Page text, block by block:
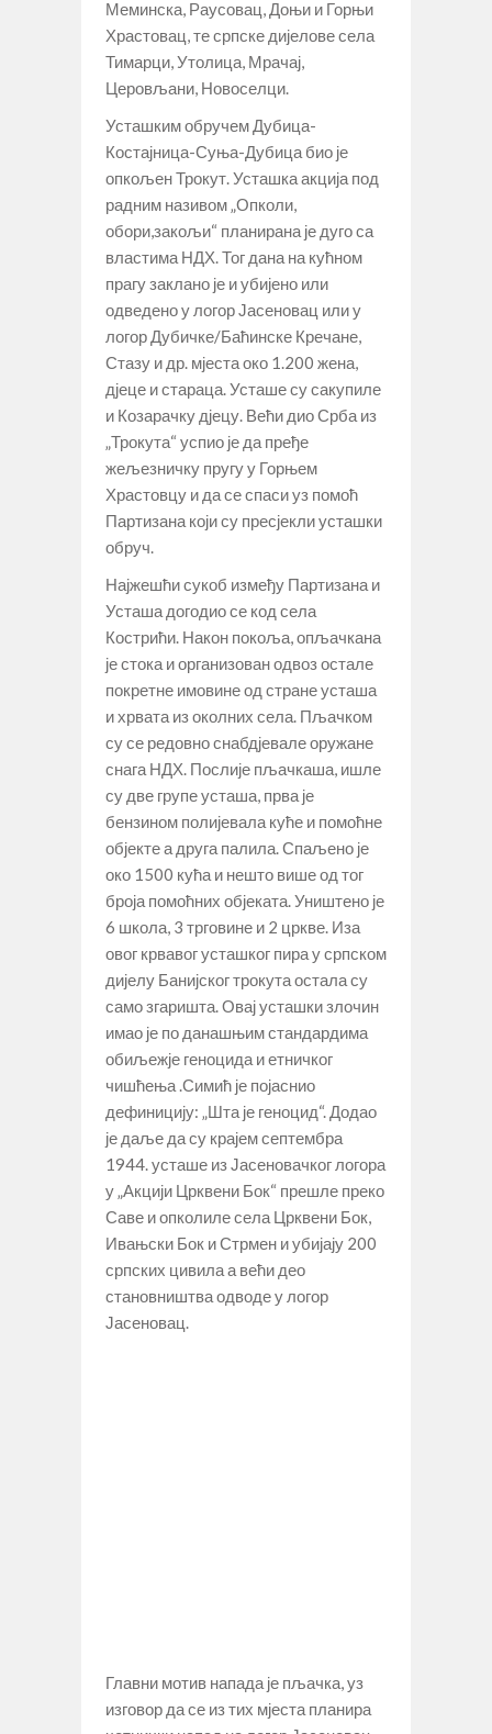
Меминска, Раусовац, Доњи и Горњи
Храстовац, те српске дијелове села
Тимарци, Утолица, Мрачај,
Церовљани, Новоселци.
Усташким обручем Дубица-
Костајница-Суња-Дубица био је
опкољен Трокут. Усташка акција под
радним називом „Опколи,
обори,закољи“ планирана је дуго са
властима НДХ. Тог дана на кућном
прагу заклано је и убијено или
одведено у логор Јасеновац или у
логор Дубичке/Баћинске Кречане,
Стазу и др. мјеста око 1.200 жена,
дјеце и стараца. Усташе су сакупиле
и Козарачку дјецу. Већи дио Срба из
„Трокута“ успио је да пређе
жељезничку пругу у Горњем
Храстовцу и да се спаси уз помоћ
Партизана који су пресјекли усташки
обруч.
Најжешћи сукоб између Партизана и
Усташа догодио се код села
Кострићи. Након покоља, опљачкана
је стока и организован одвоз остале
покретне имовине од стране усташа
и хрвата из околних села. Пљачком
су се редовно снабдјевале оружане
снага НДХ. Послије пљачкаша, ишле
су две групе усташа, прва је
бензином полијевала куће и помоћне
објекте а друга палила. Спаљено је
око 1500 кућа и нешто више од тог
броја помоћних објеката. Уништено је
6 школа, 3 трговине и 2 цркве. Иза
овог крвавог усташког пира у српском
дијелу Банијског трокута остала су
само згаришта. Овај усташки злочин
имао је по данашњим стандардима
обиљежје геноцида и етничког
чишћења .Симић је појаснио
дефиницију: „Шта је геноцид“. Додао
је даље да су крајем септембра
1944. усташе из Јасеновачког логора
у „Акцији Црквени Бок“ прешле преко
Саве и опколиле села Црквени Бок,
Ивањски Бок и Стрмен и убијају 200
српских цивила а већи део
становништва одводе у логор
Јасеновац.
Главни мотив напада је пљачка, уз
изговор да се из тих мјеста планира